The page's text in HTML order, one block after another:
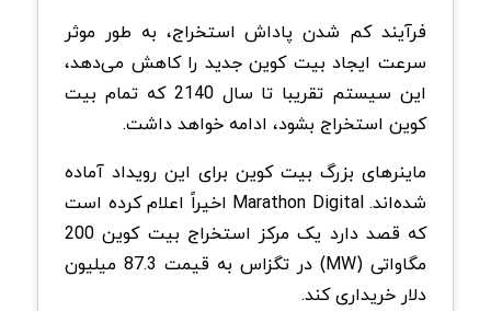
فرآیند کم شدن پاداش استخراج، به طور موثر
سرعت ایجاد بیت کوین جدید را کاهش می‌دهد،
این سیستم تقریبا تا سال 2140 که تمام بیت
کوین استخراج بشود، ادامه خواهد داشت.
ماینرهای بزرگ بیت کوین برای این رویداد آماده
شده‌اند. Marathon Digital اخیراً اعلام کرده است
که قصد دارد یک مرکز استخراج بیت کوین 200
مگاواتی (MW) در تگزاس به قیمت 87.3 میلیون
دلار خریداری کند.